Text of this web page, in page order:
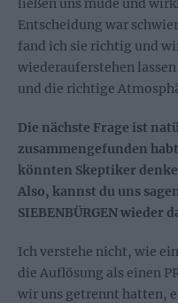
ließen uns müde und
Entscheidung war
fand ich sie richtig und
wiederauferstehen
und die richtige
Die nächste Frage ist
zusammengefunden
könnten Skeptiker
Also, kannst du uns
SIEBENBÜRGEN wieder
Ich verstehe nicht, wie
die Auflösung als einen
wir uns getrennt hatten,